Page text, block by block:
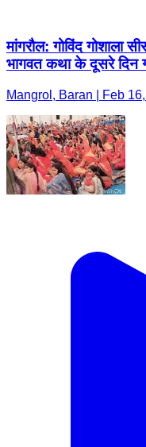
मांगरौल: गोविंद गोशाला
भागवत कथा के दूसरे दिन
Mangrol, Baran | Feb